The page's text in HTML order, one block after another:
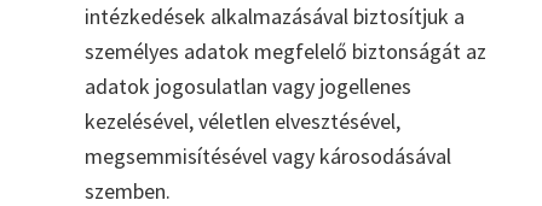
intézkedések alkalmazásával biztosítjuk a
személyes adatok megfelelő biztonságát az
adatok jogosulatlan vagy jogellenes
kezelésével, véletlen elvesztésével,
megsemmisítésével vagy károsodásával
szemben.